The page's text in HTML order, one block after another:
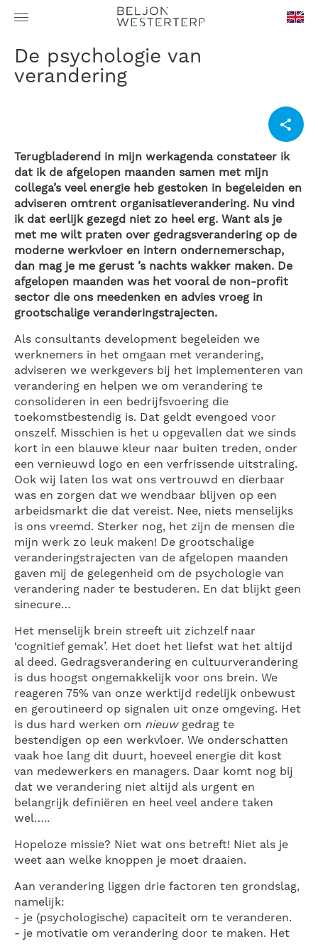
De psychologie van
verandering
Terugbladerend in mijn werkagenda constateer ik
dat ik de afgelopen maanden samen met mijn
collega’s veel energie heb gestoken in begeleiden en
adviseren omtrent organisatieverandering. Nu vind
ik dat eerlijk gezegd niet zo heel erg. Want als je
met me wilt praten over gedragsverandering op de
moderne werkvloer en intern ondernemerschap,
dan mag je me gerust ’s nachts wakker maken. De
afgelopen maanden was het vooral de non-profit
sector die ons meedenken en advies vroeg in
grootschalige veranderingstrajecten.
Als consultants development begeleiden we
werknemers in het omgaan met verandering,
adviseren we werkgevers bij het implementeren van
verandering en helpen we om verandering te
consolideren in een bedrijfsvoering die
toekomstbestendig is. Dat geldt evengoed voor
onszelf. Misschien is het u opgevallen dat we sinds
kort in een blauwe kleur naar buiten treden, onder
een vernieuwd logo en een verfrissende uitstraling.
Ook wij laten los wat ons vertrouwd en dierbaar
was en zorgen dat we wendbaar blijven op een
arbeidsmarkt die dat vereist. Nee, niets menselijks
is ons vreemd. Sterker nog, het zijn de mensen die
mijn werk zo leuk maken! De grootschalige
veranderingstrajecten van de afgelopen maanden
gaven mij de gelegenheid om de psychologie van
verandering nader te bestuderen. En dat blijkt geen
sinecure…
Het menselijk brein streeft uit zichzelf naar
‘cognitief gemak’. Het doet het liefst wat het altijd
al deed. Gedragsverandering en cultuurverandering
is dus hoogst ongemakkelijk voor ons brein. We
reageren 75% van onze werktijd redelijk onbewust
en geroutineerd op signalen uit onze omgeving. Het
is dus hard werken om nieuwgedrag te
bestendigen op een werkvloer. We onderschatten
vaak hoe lang dit duurt, hoeveel energie dit kost
van medewerkers en managers. Daar komt nog bij
dat we verandering niet altijd als urgent en
belangrijk definiëren en heel veel andere taken
wel…..
Hopeloze missie? Niet wat ons betreft! Niet als je
weet aan welke knoppen je moet draaien.
Aan verandering liggen drie factoren ten grondslag,
namelijk:
- je (psychologische) capaciteit om te veranderen.
- je motivatie om verandering door te maken. Het